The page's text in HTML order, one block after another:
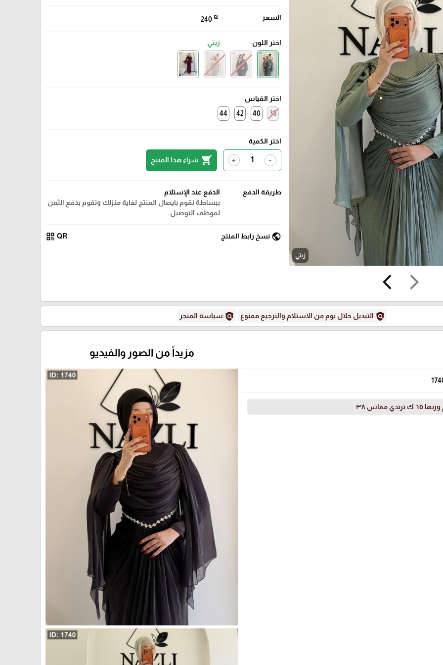
زيتي
arrow_forward_ios
arrow_back_ios
السعر 240 ₪
اختر اللون زيتي
اختر القياس
38
40
42
44
اختر الكمية
-
+
shopping_cart شراء هذا المنتج
طريقة الدفع
الدفع عند الإستلام
ببساطة نقوم بايصال المنتج لغاية منزلك وتقوم بدفع الثمن
لموظف التوصيل.
public نسخ رابط المنتج QR
qr_code
policy التبديل خلال يوم من الاستلام والترجيع ممنوع policy سياسة المتجر
مزيداً من الصور والفيديو